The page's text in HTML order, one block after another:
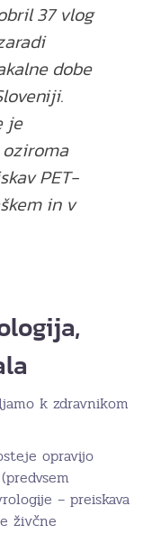
37 vlog
dobe
je
PET-
in v
k zdravnikom
opravijo
– preiskava
živčne